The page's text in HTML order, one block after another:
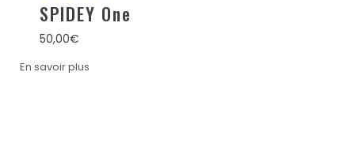
SPIDEY One
50,00€
En savoir plus